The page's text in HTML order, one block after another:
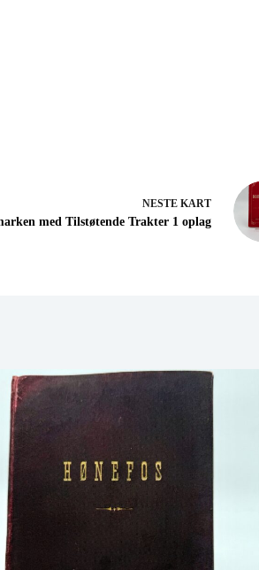
NESTE KART
med Tilstøtende Trakter 1 oplag